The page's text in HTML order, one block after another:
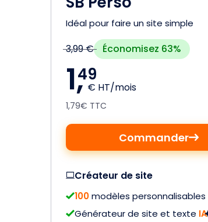
Idéal pour faire un site simple
3,99 € Économisez 63%
1,49
€ HT/mois
1,79€ TTC
Commander
Créateur de site
100modèles personnalisables
Générateur de site et texte IA